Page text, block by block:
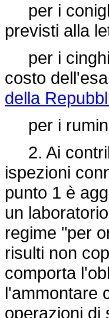
per i conigli
previsti alla
per i
costo
della
per i
2. Ai
ispezioni
punto 1 è
un
regime "per
risulti non
comporta
l'ammontare
operazioni di